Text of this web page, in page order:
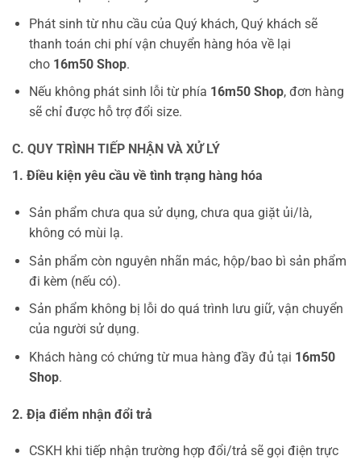
Phát sinh từ nhu cầu của Quý khách, Quý khách sẽ
thanh toán chi phí vận chuyển hàng hóa về lại
cho 16m50 Shop.
Nếu không phát sinh lỗi từ phía 16m50 Shop, đơn hàng
sẽ chỉ được hỗ trợ đổi size.
C. QUY TRÌNH TIẾP NHẬN VÀ XỬ LÝ
1. Điều kiện yêu cầu về tình trạng hàng hóa
Sản phẩm chưa qua sử dụng, chưa qua giặt ủi/là,
không có mùi lạ.
Sản phẩm còn nguyên nhãn mác, hộp/bao bì sản phẩm
đi kèm (nếu có).
Sản phẩm không bị lỗi do quá trình lưu giữ, vận chuyển
của người sử dụng.
Khách hàng có chứng từ mua hàng đầy đủ tại 16m50
Shop.
2. Địa điểm nhận đổi trả
CSKH khi tiếp nhận trường hợp đổi/trả sẽ gọi điện trực